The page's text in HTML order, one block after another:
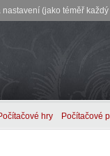
(jako téměř
hry Počítačové